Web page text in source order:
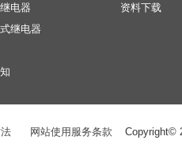
电器
继电器
资料下载
网站使用服务条款 Copyright©